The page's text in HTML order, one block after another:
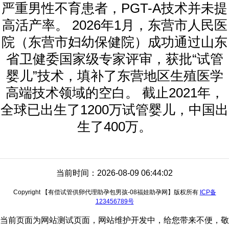
严重男性不育患者，PGT-A技术并未提
高活产率。 2026年1月，东营市人民医
院（东营市妇幼保健院）成功通过山东
省卫健委国家级专家评审，获批“试管
婴儿”技术，填补了东营地区生殖医学
高端技术领域的空白。 截止2021年，
全球已出生了1200万试管婴儿，中国出
生了400万。
当前时间：2026-08-09 06:44:02
Copyright 【有偿试管供卵代理助孕包男孩-08福娃助孕网】版权所有 ICP备
123456789号
当前页面为网站测试页面，网站维护开发中，给您带来不便，敬